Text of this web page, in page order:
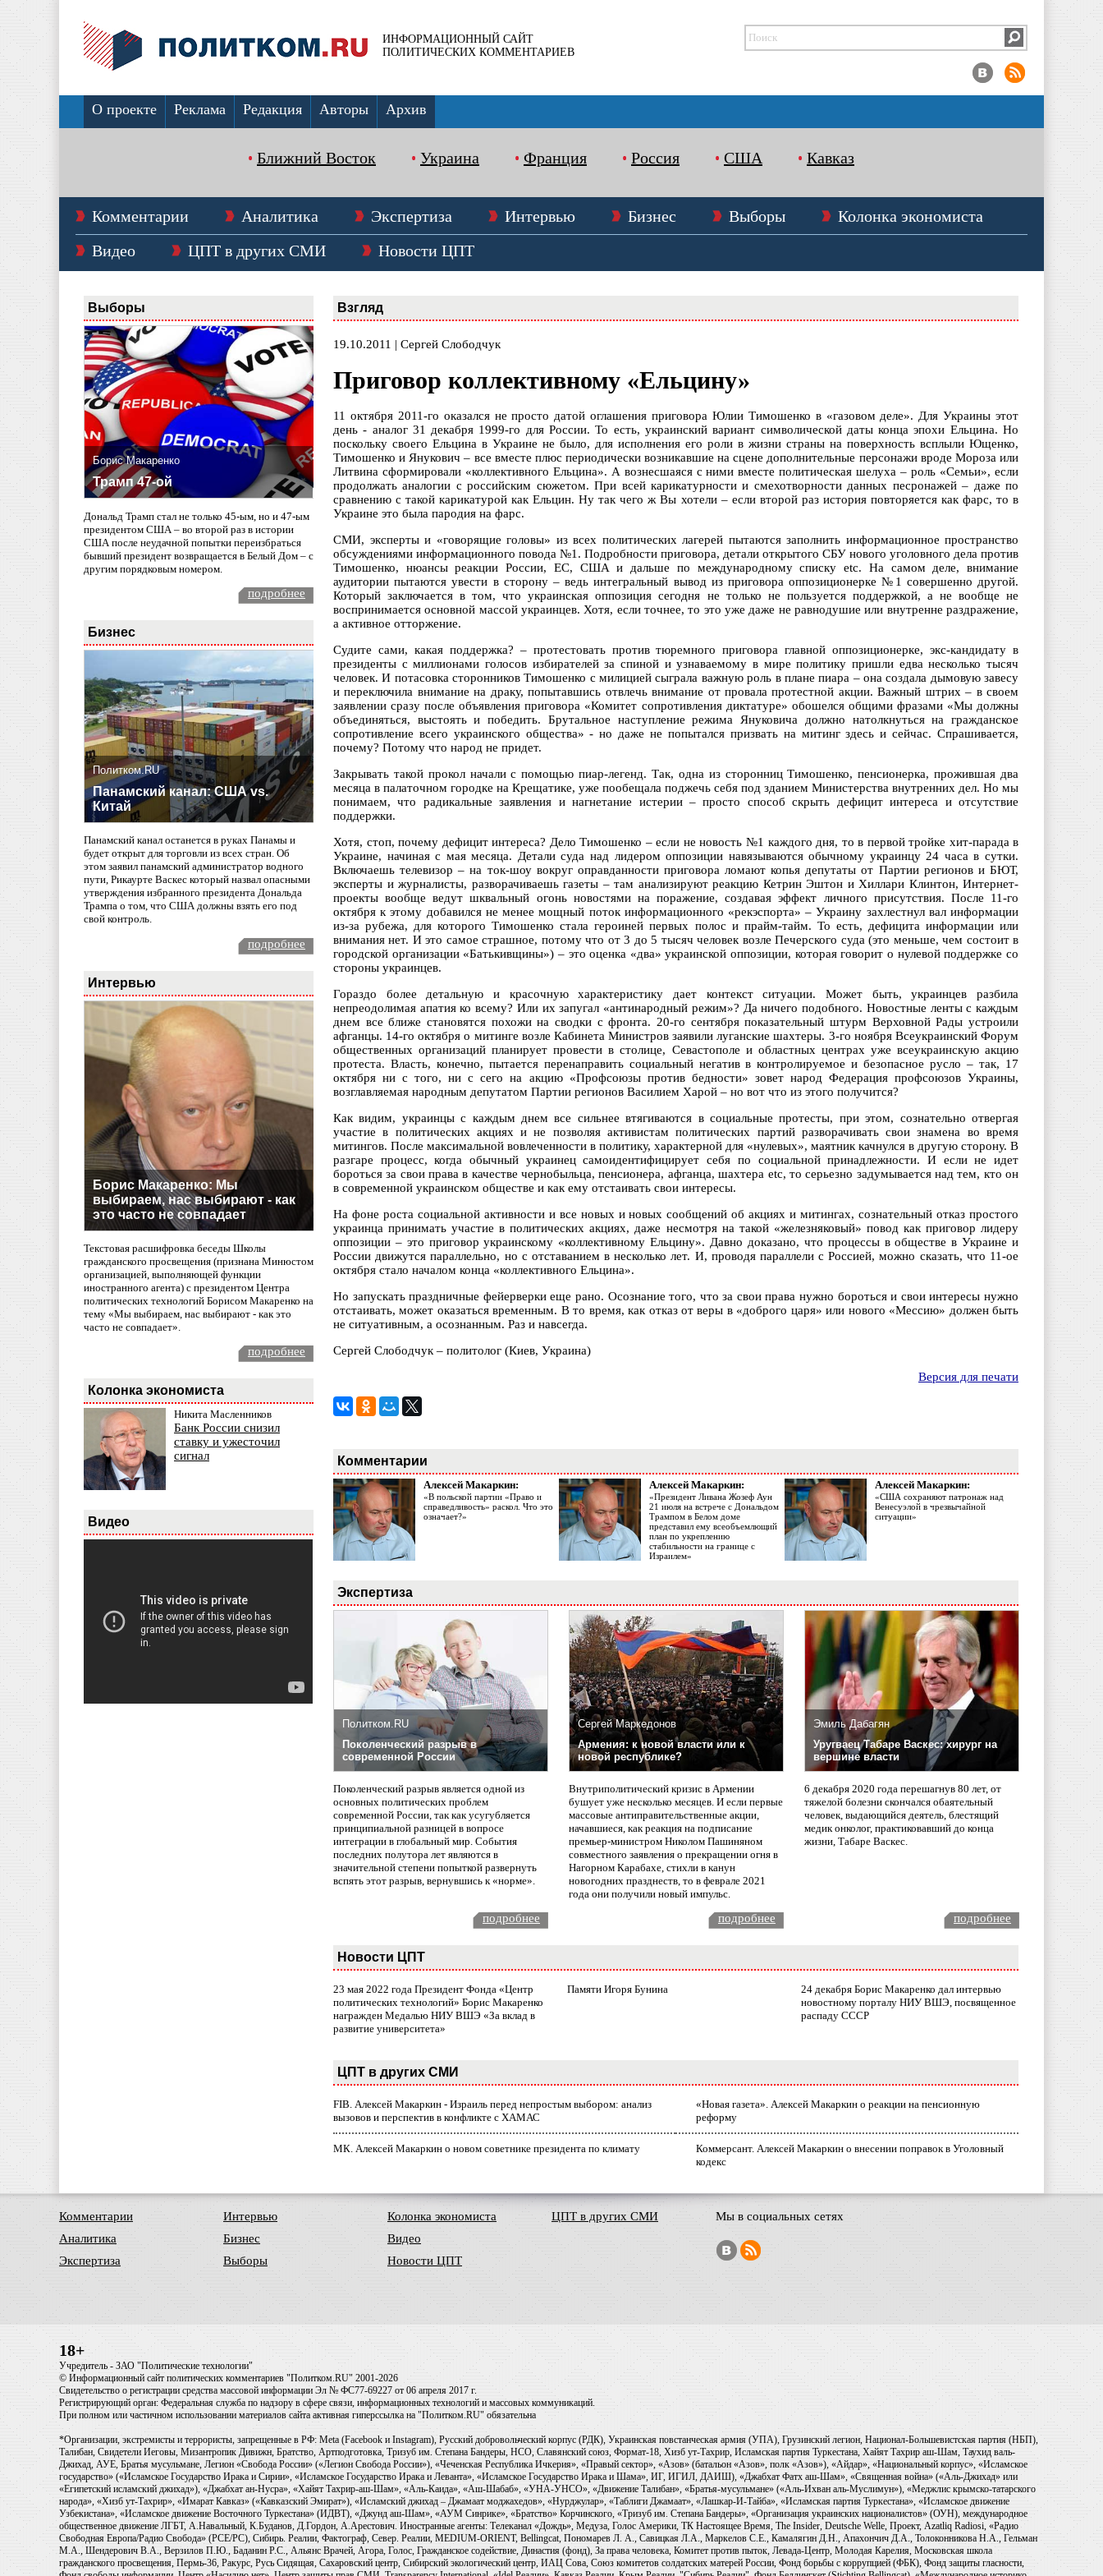
ИНФОРМАЦИОННЫЙ САЙТ
ПОЛИТИЧЕСКИХ КОММЕНТАРИЕВ
О проекте Реклама Редакция Авторы Архив
Ближний Восток Украина Франция Россия США Кавказ
Комментарии Аналитика Экспертиза Интервью Бизнес Выборы
Колонка экономиста
Видео
ЦПТ в других СМИ Новости ЦПТ
Выборы
Борис Макаренко
Трамп 47-ой
Дональд Трамп стал не только 45-ым, но и 47-ым
президентом США – во второй раз в истории
США после неудачной попытки переизбраться
бывший президент возвращается в Белый Дом – с
другим порядковым номером.
подробнее
Бизнес
Политком.RU
Панамский канал: США vs.
Китай
Панамский канал останется в руках Панамы и
будет открыт для торговли из всех стран. Об
этом заявил панамский администратор водного
пути, Рикаурте Васкес который назвал опасными
утверждения избранного президента Дональда
Трампа о том, что США должны взять его под
свой контроль.
подробнее
Интервью
Борис Макаренко: Мы
выбираем, нас выбирают - как
это часто не совпадает
Текстовая расшифровка беседы Школы
гражданского просвещения (признана Минюстом
организацией, выполняющей функции
иностранного агента) с президентом Центра
политических технологий Борисом Макаренко на
тему «Мы выбираем, нас выбирают - как это
часто не совпадает».
подробнее
Колонка экономиста
Никита Масленников
Банк России снизил
ставку и ужесточил
сигнал
Видео
Взгляд
19.10.2011 | Сергей Слободчук
Приговор коллективному «Ельцину»
11 октября 2011-го оказался не просто датой оглашения приговора Юлии Тимошенко в «газовом деле». Для Украины этот
день - аналог 31 декабря 1999-го для России. То есть, украинский вариант символической даты конца эпохи Ельцина. Но
поскольку своего Ельцина в Украине не было, для исполнения его роли в жизни страны на поверхность всплыли Ющенко,
Тимошенко и Янукович – все вместе плюс периодически возникавшие на сцене дополнительные персонажи вроде Мороза или
Литвина сформировали «коллективного Ельцина». А вознесшаяся с ними вместе политическая шелуха – роль «Семьи», если
продолжать аналогии с российским сюжетом. При всей карикатурности и смехотворности данных песронажей – даже по
сравнению с такой карикатурой как Ельцин. Ну так чего ж Вы хотели – если второй раз история повторяется как фарс, то в
Украине это была пародия на фарс.
СМИ, эксперты и «говорящие головы» из всех политических лагерей пытаются заполнить информационное пространство
обсуждениями информационного повода №1. Подробности приговора, детали открытого СБУ нового уголовного дела против
Тимошенко, нюансы реакции России, ЕС, США и дальше по международному списку etc. На самом деле, внимание
аудитории пытаются увести в сторону – ведь интегральный вывод из приговора оппозиционерке №1 совершенно другой.
Который заключается в том, что украинская оппозиция сегодня не только не пользуется поддержкой, а не вообще не
воспринимается основной массой украинцев. Хотя, если точнее, то это уже даже не равнодушие или внутренне раздражение,
а активное отторжение.
Судите сами, какая поддержка? – протестовать против тюремного приговора главной оппозиционерке, экс-кандидату в
президенты с миллионами голосов избирателей за спиной и узнаваемому в мире политику пришли едва несколько тысяч
человек. И потасовка сторонников Тимошенко с милицией сыграла важную роль в плане пиара – она создала дымовую завесу
и переключила внимание на драку, попытавшись отвлечь внимание от провала протестной акции. Важный штрих – в своем
заявлении сразу после объявления приговора «Комитет сопротивления диктатуре» обошелся общими фразами «Мы должны
объединяться, выстоять и победить. Брутальное наступление режима Януковича должно натолкнуться на гражданское
сопротивление всего украинского общества» - но даже не попытался призвать на митинг здесь и сейчас. Спрашивается,
почему? Потому что народ не придет.
Закрывать такой прокол начали с помощью пиар-легенд. Так, одна из сторонниц Тимошенко, пенсионерка, прожившая два
месяца в палаточном городке на Крещатике, уже пообещала поджечь себя под зданием Министерства внутренних дел. Но мы
понимаем, что радикальные заявления и нагнетание истерии – просто способ скрыть дефицит интереса и отсутствие
поддержки.
Хотя, стоп, почему дефицит интереса? Дело Тимошенко – если не новость №1 каждого дня, то в первой тройке хит-парада в
Украине, начиная с мая месяца. Детали суда над лидером оппозиции навязываются обычному украинцу 24 часа в сутки.
Включаешь телевизор – на ток-шоу вокруг оправданности приговора ломают копья депутаты от Партии регионов и БЮТ,
эксперты и журналисты, разворачиваешь газеты – там анализируют реакцию Кетрин Эштон и Хиллари Клинтон, Интернет-
проекты вообще ведут шквальный огонь новостями на поражение, создавая эффект личного присутствия. После 11-го
октября к этому добавился не менее мощный поток информационного «рекэспорта» – Украину захлестнул вал информации
из-за рубежа, для которого Тимошенко стала героиней первых полос и прайм-тайм. То есть, дефицита информации или
внимания нет. И это самое страшное, потому что от 3 до 5 тысяч человек возле Печерского суда (это меньше, чем состоит в
городской организации «Батькивщины») – это оценка «два» украинской оппозиции, которая говорит о нулевой поддержке со
стороны украинцев.
Гораздо более детальную и красочную характеристику дает контекст ситуации. Может быть, украинцев разбила
непреодолимая апатия ко всему? Или их запугал «антинародный режим»? Да ничего подобного. Новостные ленты с каждым
днем все ближе становятся похожи на сводки с фронта. 20-го сентября показательный штурм Верховной Рады устроили
афганцы. 14-го октября о митинге возле Кабинета Министров заявили луганские шахтеры. 3-го ноября Всеукраинский Форум
общественных организаций планирует провести в столице, Севастополе и областных центрах уже всеукраинскую акцию
протеста. Власть, конечно, пытается перенаправить социальный негатив в контролируемое и безопасное русло – так, 17
октября ни с того, ни с сего на акцию «Профсоюзы против бедности» зовет народ Федерация профсоюзов Украины,
возглавляемая народным депутатом Партии регионов Василием Харой – но вот что из этого получится?
Как видим, украинцы с каждым днем все сильнее втягиваются в социальные протесты, при этом, сознательно отвергая
участие в политических акциях и не позволяя активистам политических партий разворачивать свои знамена во время
митингов. После максимальной вовлеченности в политику, характерной для «нулевых», маятник качнулся в другую сторону. В
разгаре процесс, когда обычный украинец самоидентифицирует себя по социальной принадлежности. И если не идет
бороться за свои права в качестве чернобыльца, пенсионера, афганца, шахтера etc, то серьезно задумывается над тем, кто он
в современной украинском обществе и как ему отстаивать свои интересы.
На фоне роста социальной активности и все новых и новых сообщений об акциях и митингах, сознательный отказ простого
украинца принимать участие в политических акциях, даже несмотря на такой «железняковый» повод как приговор лидеру
оппозиции – это приговор украинскому «коллективному Ельцину». Давно доказано, что процессы в обществе в Украине и
России движутся параллельно, но с отставанием в несколько лет. И, проводя параллели с Россией, можно сказать, что 11-ое
октября стало началом конца «коллективного Ельцина».
Но запускать праздничные фейерверки еще рано. Осознание того, что за свои права нужно бороться и свои интересы нужно
отстаивать, может оказаться временным. В то время, как отказ от веры в «доброго царя» или нового «Мессию» должен быть
не ситуативным, а осознанным. Раз и навсегда.
Сергей Слободчук – политолог (Киев, Украина)
Версия для печати
Комментарии
Алексей Макаркин:
«В польской партии «Право и
справедливость» раскол. Что это
означает?»
Алексей Макаркин:
«Президент Ливана Жозеф Аун
21 июля на встрече с Дональдом
Трампом в Белом доме
представил ему всеобъемлющий
план по укреплению
стабильности на границе с
Израилем»
Алексей Макаркин:
«США сохраняют патронаж над
Венесуэлой в чрезвычайной
ситуации»
Экспертиза
Политком.RU
Поколенческий разрыв в
современной России
Поколенческий разрыв является одной из
основных политических проблем
современной России, так как усугубляется
принципиальной разницей в вопросе
интеграции в глобальный мир. События
последних полутора лет являются в
значительной степени попыткой развернуть
вспять этот разрыв, вернувшись к «норме».
Сергей Маркедонов
Армения: к новой власти или к
новой республике?
Внутриполитический кризис в Армении
бушует уже несколько месяцев. И если первые
массовые антиправительственные акции,
начавшиеся, как реакция на подписание
премьер-министром Николом Пашиняном
совместного заявления о прекращении огня в
Нагорном Карабахе, стихли в канун
новогодних празднеств, то в феврале 2021
года они получили новый импульс.
Эмиль Дабагян
Уругваец Табаре Васкес: хирург на
вершине власти
6 декабря 2020 года перешагнув 80 лет, от
тяжелой болезни скончался обаятельный
человек, выдающийся деятель, блестящий
медик онколог, практиковавший до конца
жизни, Табаре Васкес.
подробнее подробнее подробнее
Новости ЦПТ
23 мая 2022 года Президент Фонда «Центр
политических технологий» Борис Макаренко
награжден Медалью НИУ ВШЭ «За вклад в
развитие университета»
Памяти Игоря Бунина
24 декабря Борис Макаренко дал интервью
новостному порталу НИУ ВШЭ, посвященное
распаду СССР
ЦПТ в других СМИ
FIB. Алексей Макаркин - Израиль перед непростым выбором: анализ
вызовов и перспектив в конфликте с ХАМАС
«Новая газета». Алексей Макаркин о реакции на пенсионную
реформу
МК. Алексей Макаркин о новом советнике президента по климату
Коммерсант. Алексей Макаркин о внесении поправок в Уголовный
кодекс
Комментарии
Аналитика
Экспертиза
Интервью
Бизнес
Выборы
Колонка экономиста
Видео
Новости ЦПТ
ЦПТ в других СМИ Мы в социальных сетях
18+
Учредитель - ЗАО "Политические технологии"
© Информационный сайт политических комментариев "Политком.RU" 2001-2026
Свидетельство о регистрации средства массовой информации Эл № ФС77-69227 от 06 апреля 2017 г.
Регистрирующий орган: Федеральная служба по надзору в сфере связи, информационных технологий и массовых коммуникаций.
При полном или частичном использовании материалов сайта активная гиперссылка на "Политком.RU" обязательна
*Организации, экстремисты и террористы, запрещенные в РФ: Meta (Facebook и Instagram), Русский добровольческий корпус (РДК), Украинская повстанческая армия (УПА), Грузинский легион, Национал-Большевистская партия (НБП),
Талибан, Свидетели Иеговы, Мизантропик Дивижн, Братство, Артподготовка, Тризуб им. Степана Бандеры, НСО, Славянский союз, Формат-18, Хизб ут-Тахрир, Исламская партия Туркестана, Хайят Тахрир аш-Шам, Таухид валь-
Джихад, АУЕ, Братья мусульмане, Легион «Свобода России» («Легион Свобода России»), «Чеченская Республика Ичкерия», «Правый сектор», «Азов» (батальон «Азов», полк «Азов»), «Айдар», «Национальный корпус», «Исламское
государство» («Исламское Государство Ирака и Сирии», «Исламское Государство Ирака и Леванта», «Исламское Государство Ирака и Шама», ИГ, ИГИЛ, ДАИШ), «Джабхат Фатх аш-Шам», «Священная война» («Аль-Джихад» или
«Египетский исламский джихад»), «Джабхат ан-Нусра», «Хайят Тахрир-аш-Шам», «Аль-Каида», «Аш-Шабаб», «УНА-УНСО», «Движение Талибан», «Братья-мусульмане» («Аль-Ихван аль-Муслимун»), «Меджлис крымско-татарского
народа», «Хизб ут-Тахрир», «Имарат Кавказ» («Кавказский Эмират»), «Исламский джихад – Джамаат моджахедов», «Нурджулар», «Таблиги Джамаат», «Лашкар-И-Тайба», «Исламская партия Туркестана», «Исламское движение
Узбекистана», «Исламское движение Восточного Туркестана» (ИДВТ), «Джунд аш-Шам», «АУМ Синрике», «Братство» Корчинского, «Тризуб им. Степана Бандеры», «Организация украинских националистов» (ОУН), международное
общественное движение ЛГБТ, А.Навальный, К.Буданов, Д.Гордон, А.Арестович. Иностранные агенты: Телеканал «Дождь», Медуза, Голос Америки, ТК Настоящее Время, The Insider, Deutsche Welle, Проект, Azatliq Radiosi, «Радио
Свободная Европа/Радио Свобода» (PCE/PC), Сибирь. Реалии, Фактограф, Север. Реалии, MEDIUM-ORIENT, Bellingcat, Пономарев Л. А., Савицкая Л.А., Маркелов С.Е., Камалягин Д.Н., Апахончич Д.А., Толоконникова Н.А., Гельман
М.А., Шендерович В.А., Верзилов П.Ю., Баданин Р.С., Альянс Врачей, Агора, Голос, Гражданское содействие, Династия (фонд), За права человека, Комитет против пыток, Левада-Центр, Молодая Карелия, Московская школа
гражданского просвещения, Пермь-36, Ракурс, Русь Сидящая, Сахаровский центр, Сибирский экологический центр, ИАЦ Сова, Союз комитетов солдатских матерей России, Фонд борьбы с коррупцией (ФБК), Фонд защиты гласности,